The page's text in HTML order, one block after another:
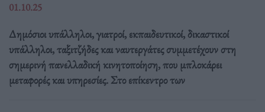
01.10.25
Δημόσιοι υπάλληλοι, γιατροί, εκπαιδευτικοί, δικαστικοί
υπάλληλοι, ταξιτζήδες και ναυτεργάτες συμμετέχουν στη
σημερινή πανελλαδική κινητοποίηση, που μπλοκάρει
μεταφορές και υπηρεσίες. Στο επίκεντρο των